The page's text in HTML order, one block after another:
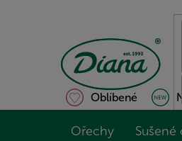
Oblíbené
Ořechy Sušené